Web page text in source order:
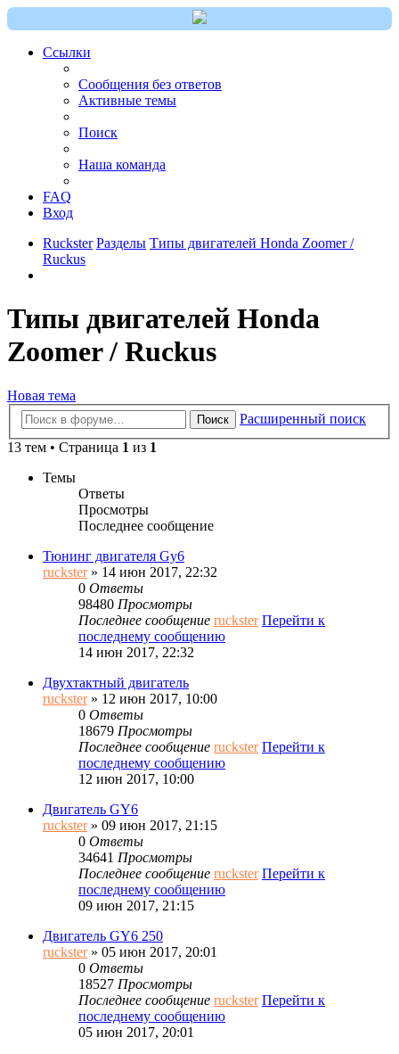
Ссылки
Сообщения без ответов
Активные темы
Поиск
Наша команда
FAQ
Вход
Ruckster Разделы Типы двигателей Honda Zoomer /
Ruckus
Типы двигателей Honda
Zoomer / Ruckus
Новая тема
Поиск
Расширенный поиск
13 тем • Страница 1 из 1
Темы
Ответы
Просмотры
Последнее сообщение
Тюнинг двигателя Gy6
ruckster» 14 июн 2017, 22:32
0 Ответы
98480 Просмотры
Последнее сообщение ruckster Перейти к
последнему сообщению
14 июн 2017, 22:32
Двухтактный двигатель
ruckster» 12 июн 2017, 10:00
0 Ответы
18679 Просмотры
Последнее сообщение ruckster Перейти к
последнему сообщению
12 июн 2017, 10:00
Двигатель GY6
ruckster» 09 июн 2017, 21:15
0 Ответы
34641 Просмотры
Последнее сообщение ruckster Перейти к
последнему сообщению
09 июн 2017, 21:15
Двигатель GY6 250
ruckster» 05 июн 2017, 20:01
0 Ответы
18527 Просмотры
Последнее сообщение ruckster Перейти к
последнему сообщению
05 июн 2017, 20:01